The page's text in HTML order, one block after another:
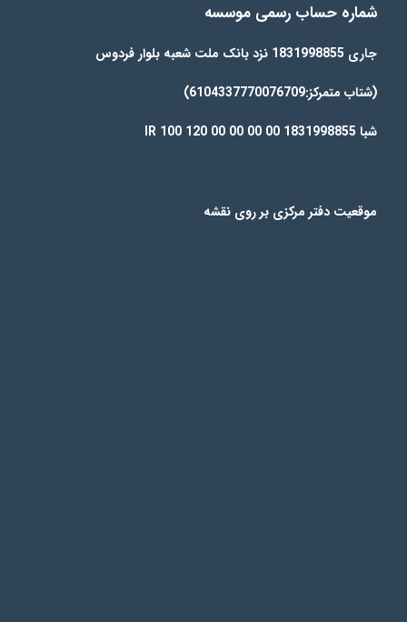
شماره حساب رسمی موسسه
جاری 1831998855 نزد بانک ملت شعبه بلوار فردوس
(شتاب متمرکز:6104337770076709)
شبا IR 100 120 00 00 00 00 1831998855
موقعیت دفتر مرکزی بر روی نقشه